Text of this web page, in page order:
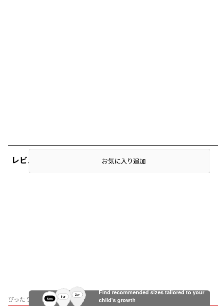
レビュー
ぴったり
お気に入り追加
Find recommended sizes tailored to your
child's growth